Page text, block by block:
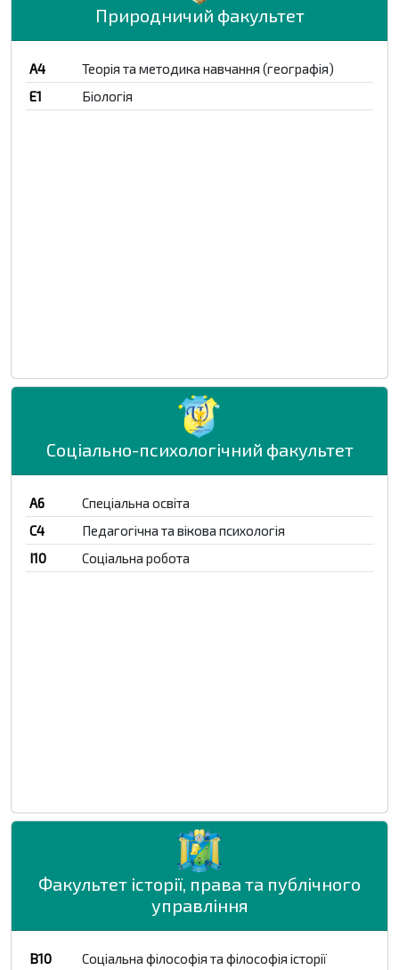
Природничий факультет
A4
Теорія та методика навчання (географія)
E1
Біологія
Соціально-психологічний факультет
A6
Спеціальна освіта
C4
Педагогічна та вікова психологія
I10
Соціальна робота
Факультет історії, права та публічного
управління
B10
Соціальна філософія та філософія історії